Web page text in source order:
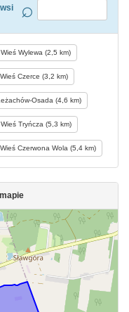
Wylewa (2,5 km)
Czerce (3,2 km)
Osada (4,6 km)
Tryńcza (5,3 km)
Czerwona Wola (5,4 km)